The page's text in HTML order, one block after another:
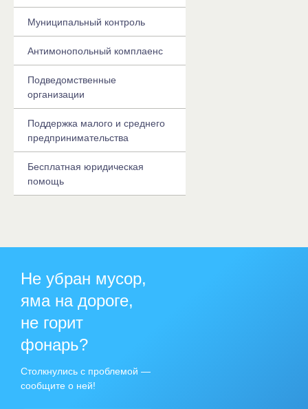
Муниципальный контроль
Антимонопольный комплаенс
Подведомственные
организации
Поддержка малого и среднего
предпринимательства
Бесплатная юридическая
помощь
Не убран мусор,
яма на дороге,
не горит
фонарь?
Столкнулись с проблемой —
сообщите о ней!